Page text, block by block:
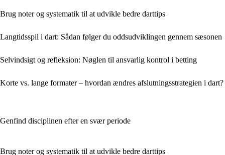
Brug noter og systematik til at udvikle bedre darttips
Langtidsspil i dart: Sådan følger du oddsudviklingen gennem sæsonen
Selvindsigt og refleksion: Nøglen til ansvarlig kontrol i betting
Korte vs. lange formater – hvordan ændres afslutningsstrategien i dart?
Genfind disciplinen efter en svær periode
Brug noter og systematik til at udvikle bedre darttips